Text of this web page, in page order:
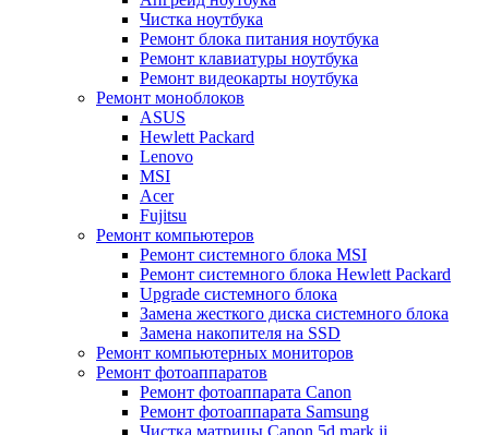
Чистка ноутбука
Ремонт блока питания ноутбука
Ремонт клавиатуры ноутбука
Ремонт видеокарты ноутбука
Ремонт моноблоков
ASUS
Hewlett Packard
Lenovo
MSI
Acer
Fujitsu
Ремонт компьютеров
Ремонт системного блока MSI
Ремонт системного блока Hewlett Packard
Upgrade системного блока
Замена жесткого диска системного блока
Замена накопителя на SSD
Ремонт компьютерных мониторов
Ремонт фотоаппаратов
Ремонт фотоаппарата Canon
Ремонт фотоаппарата Samsung
Чистка матрицы Canon 5d mark ii